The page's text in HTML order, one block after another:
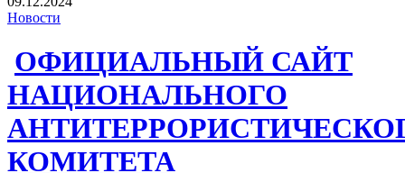
Новости
ОФИЦИАЛЬНЫЙ САЙТ
НАЦИОНАЛЬНОГО
КОМИТЕТА